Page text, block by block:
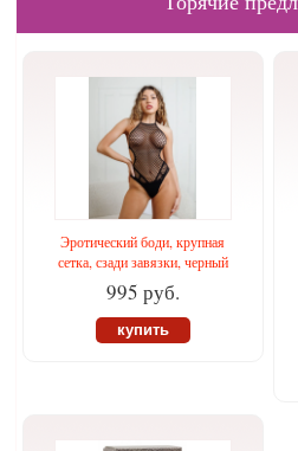
Эротический боди, крупная
сетка, сзади завязки, черный
995 руб.
купить